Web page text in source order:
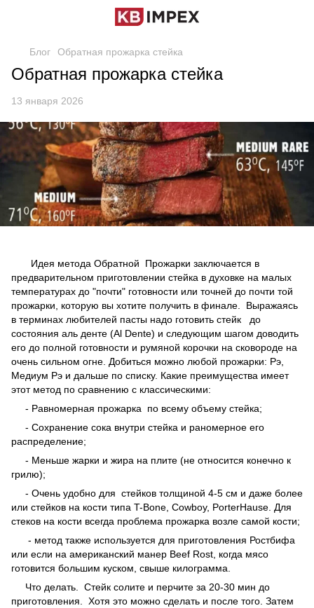
Блог Обратная прожарка стейка
Обратная прожарка стейка
13 января 2026
Идея метода Обратной Прожарки заключается в
предварительном приготовлении стейка в духовке на малых
температурах до "почти" готовности или точней до почти той
прожарки, которую вы хотите получить в финале. Выражаясь
в терминах любителей пасты надо готовить стейк до
состояния аль денте (Al Dente) и следующим шагом доводить
его до полной готовности и румяной корочки на сковороде на
очень сильном огне. Добиться можно любой прожарки: Рэ,
Медиум Рэ и дальше по списку. Какие преимущества имеет
этот метод по сравнению с классическими:
- Равномерная прожарка по всему объему стейка;
- Сохранение сока внутри стейка и раномерное его
распределение;
- Меньше жарки и жира на плите (не относится конечно к
грилю);
- Очень удобно для стейков толщиной 4-5 см и даже более
или стейков на кости типа T-Bone, Cowboy, PorterHause. Для
стеков на кости всегда проблема прожарка возле самой кости;
- метод также используется для приготовления Ростбифа
или если на американский манер Beef Rost, когда мясо
готовится большим куском, свыше килограмма.
Что делать. Стейк солите и перчите за 20-30 мин до
приготовления. Хотя это можно сделать и после того. Затем